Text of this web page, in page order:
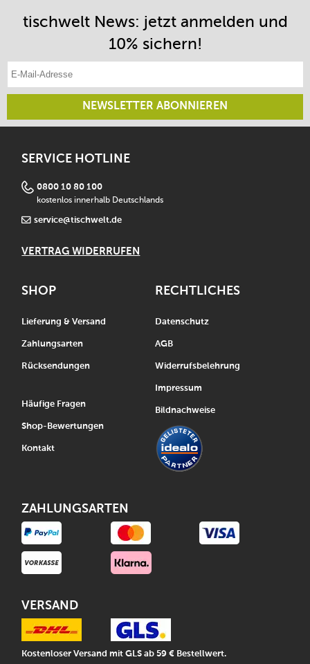
tischwelt News: jetzt anmelden und
10% sichern!
NEWSLETTER ABONNIEREN
SERVICE HOTLINE
0800 10 80 100
kostenlos innerhalb Deutschlands
service@tischwelt.de
VERTRAG WIDERRUFEN
SHOP
Lieferung & Versand
Zahlungsarten
Rücksendungen
Häufige Fragen
Shop-Bewertungen
Kontakt
RECHTLICHES
Datenschutz
AGB
Widerrufsbelehrung
Impressum
Bildnachweise
ZAHLUNGSARTEN
VERSAND
Kostenloser Versand mit GLS ab 59 € Bestellwert.